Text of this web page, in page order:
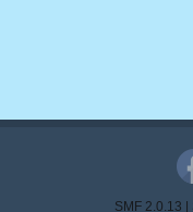
SMF 2.0.13